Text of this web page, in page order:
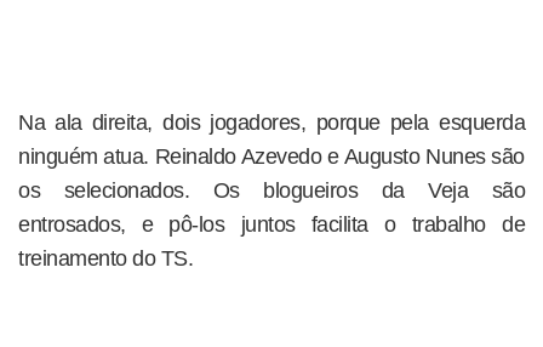
Na ala direita, dois jogadores, porque pela esquerda
ninguém atua. Reinaldo Azevedo e Augusto Nunes são
os selecionados. Os blogueiros da Veja são
entrosados, e pô-los juntos facilita o trabalho de
treinamento do TS.